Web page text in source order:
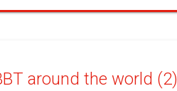
around the world (2)